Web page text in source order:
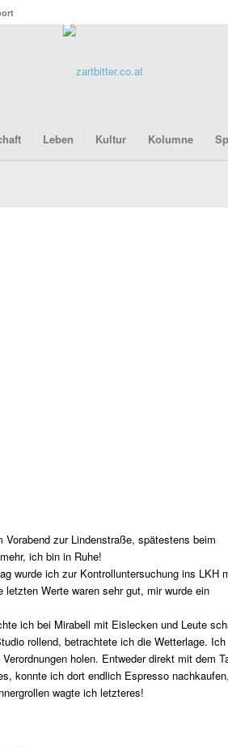
Leben Kultur Kolumne
zur Lindenstraße, spätestens beim
ich bin in Ruhe!
wurde ich zur Kontrolluntersuchung ins LKH
Werte waren sehr gut, mir wurde ein
ich bei Mirabell mit Eislecken und Leute
rollend, betrachtete ich die Wetterlage. Ich
holen. Entweder direkt mit dem
konnte ich dort endlich Espresso
wagte ich letzteres!